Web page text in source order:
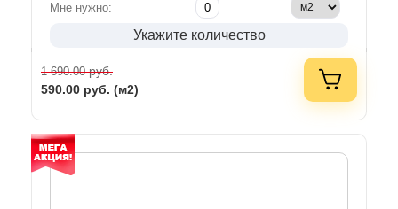
Мне нужно:
Укажите количество
1 690.00руб.
590.00 руб. (м2)